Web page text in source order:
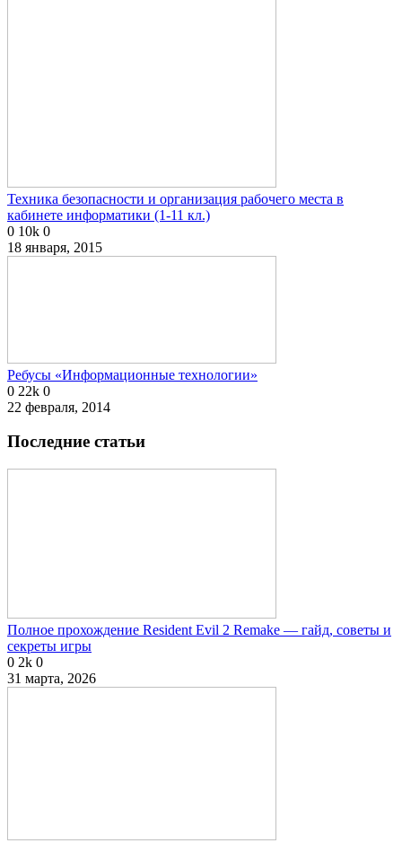
Техника безопасности и организация рабочего места в
кабинете информатики (1-11 кл.)
0 10k 0
18 января, 2015
Ребусы «Информационные технологии»
0 22k 0
22 февраля, 2014
Последние статьи
Полное прохождение Resident Evil 2 Remake — гайд, советы и
секреты игры
0 2k 0
31 марта, 2026